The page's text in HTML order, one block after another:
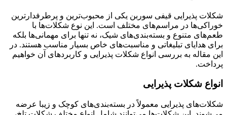
شکلات پذیرایی قیفی سوربن یکی از محبوب‌ترین و پرطرفدارترین
خوراکی‌ها در مراسم‌های مختلف است. این نوع شکلات‌ها با
طعم‌های متنوع و بسته‌بندی‌های شیک، نه تنها برای مهمانی‌ها بلکه
برای هدایای تبلیغاتی و مناسبت‌های خاص بسیار مناسب هستند. در
این مقاله به بررسی انواع شکلات پذیرایی و کاربردهای آن خواهیم
پرداخت.
انواع شکلات پذیرایی
شکلات‌های پذیرایی معمولاً در بسته‌بندی‌های کوچک و زیبا عرضه